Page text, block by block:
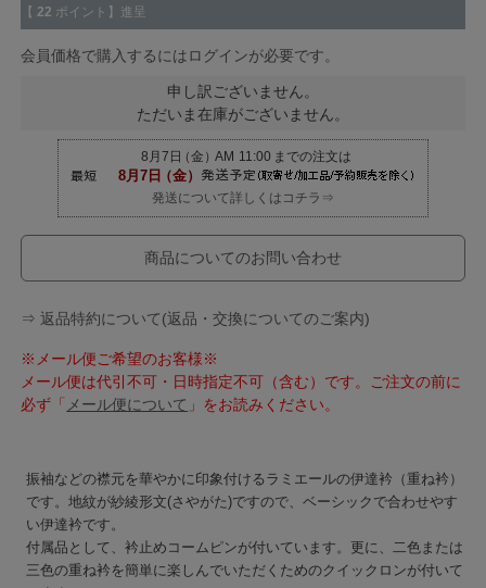
【 22 ポイント】進呈
会員価格で購入するにはログインが必要です。
申し訳ございません。
ただいま在庫がございません。
発送について詳しくはコチラ⇒
商品についてのお問い合わせ
⇒ 返品特約について(返品・交換についてのご案内)
※メール便ご希望のお客様※
メール便は代引不可・日時指定不可（含む）です。ご注文の前に
必ず「 メール便について 」をお読みください。
振袖などの襟元を華やかに印象付けるラミエールの伊達衿（重ね衿）
です。地紋が紗綾形文(さやがた)ですので、ベーシックで合わせやす
い伊達衿です。
付属品として、衿止めコームピンが付いています。更に、二色または
三色の重ね衿を簡単に楽しんでいただくためのクイックロンが付いて